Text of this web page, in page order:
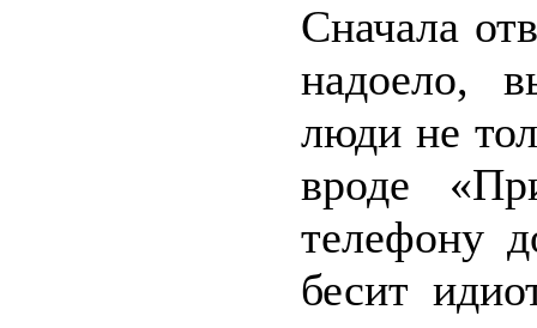
Сначала
надоело,
люди не
вроде
телефону
бесит